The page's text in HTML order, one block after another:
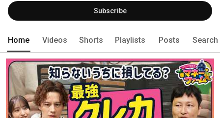
Subscribe
Home Videos Shorts Playlists Posts Search